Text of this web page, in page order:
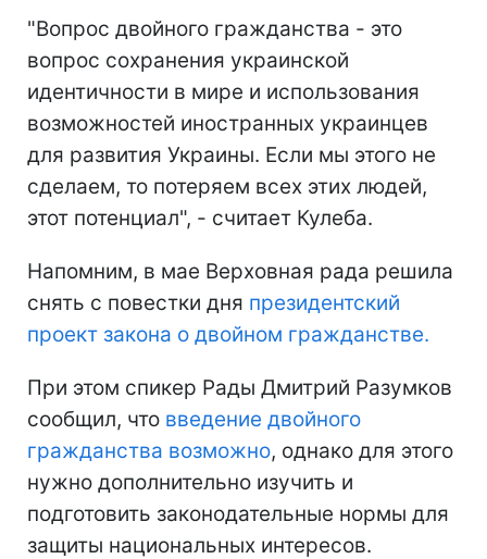
"Вопрос двойного гражданства - это
вопрос сохранения украинской
идентичности в мире и использования
возможностей иностранных украинцев
для развития Украины. Если мы этого не
сделаем, то потеряем всех этих людей,
этот потенциал", - считает Кулеба.
Напомним, в мае Верховная рада решила
снять с повестки дня президентский
проект закона о двойном гражданстве.
При этом спикер Рады Дмитрий Разумков
сообщил, что введение двойного
гражданства возможно, однако для этого
нужно дополнительно изучить и
подготовить законодательные нормы для
защиты национальных интересов.